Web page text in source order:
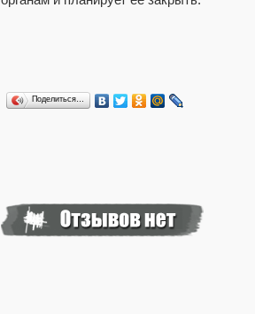
Поделиться…